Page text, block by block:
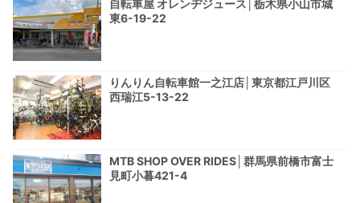
自転車屋 オレンヂジュース│栃木県小山市城
東6-19-22
りんりん自転車館一之江店│東京都江戸川区
西瑞江5-13-22
MTB SHOP OVER RIDES│群馬県前橋市富士
見町小暮421-4